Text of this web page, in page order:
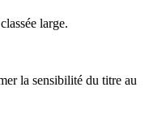
large.
la sensibilité du titre au